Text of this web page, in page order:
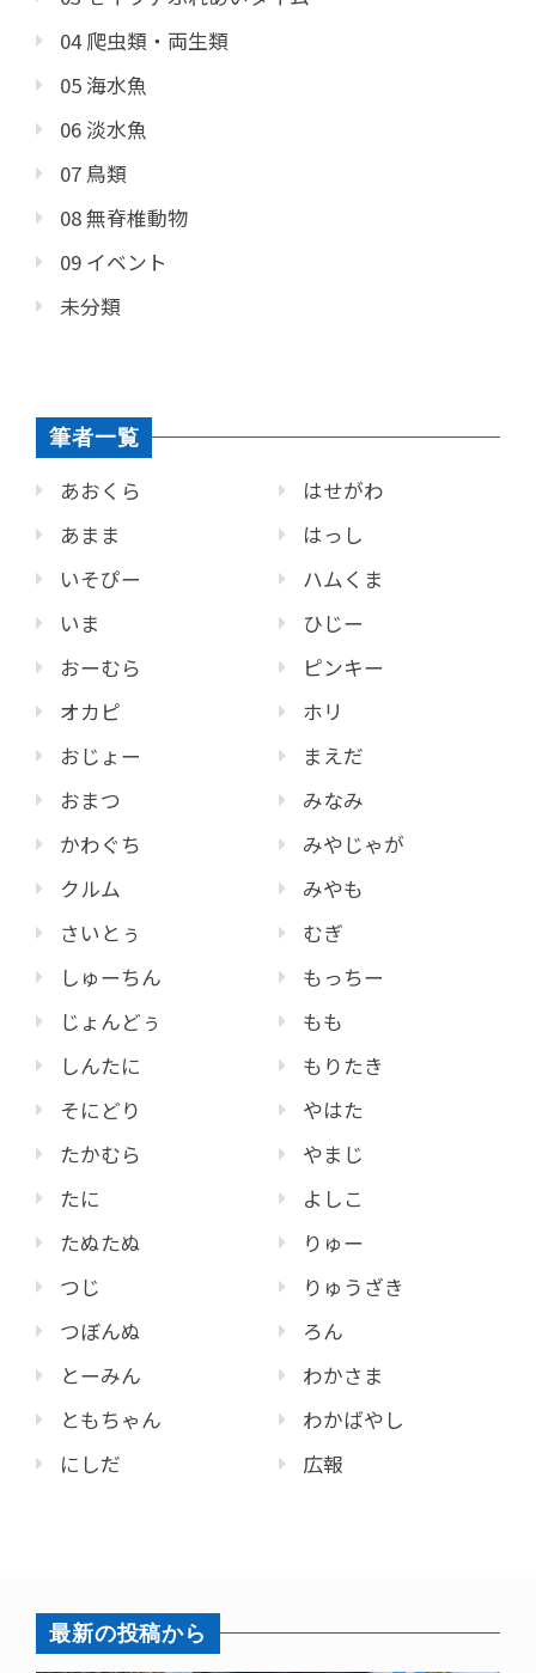
04 爬虫類・両生類
05 海水魚
06 淡水魚
07 鳥類
08 無脊椎動物
09 イベント
未分類
筆者一覧
あおくら
あまま
いそぴー
いま
おーむら
オカピ
おじょー
おまつ
かわぐち
クルム
さいとぅ
しゅーちん
じょんどぅ
しんたに
そにどり
たかむら
たに
たぬたぬ
つじ
つぼんぬ
とーみん
ともちゃん
にしだ
はせがわ
はっし
ハムくま
ひじー
ピンキー
ホリ
まえだ
みなみ
みやじゃが
みやも
むぎ
もっちー
もも
もりたき
やはた
やまじ
よしこ
りゅー
りゅうざき
ろん
わかさま
わかばやし
広報
最新の投稿から